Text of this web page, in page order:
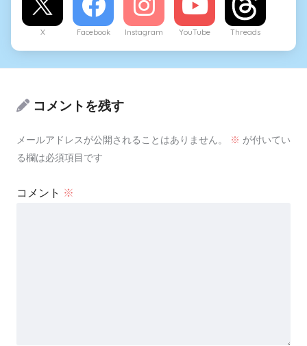
X Facebook Instagram YouTube Threads
コメントを残す
メールアドレスが公開されることはありません。 ※ が付いてい
る欄は必須項目です
コメント ※